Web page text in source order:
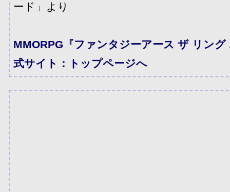
ード」より
MMORPG『ファンタジーアース ザ リン
式サイト：トップページへ